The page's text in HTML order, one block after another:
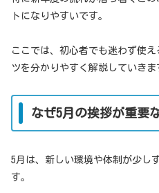
トになりやすいです。
ここでは、初心者でも迷わず使
ツを分かりやすく解説していきま
なぜ5月の挨拶が重要
5月は、新しい環境や体制が少し
す。